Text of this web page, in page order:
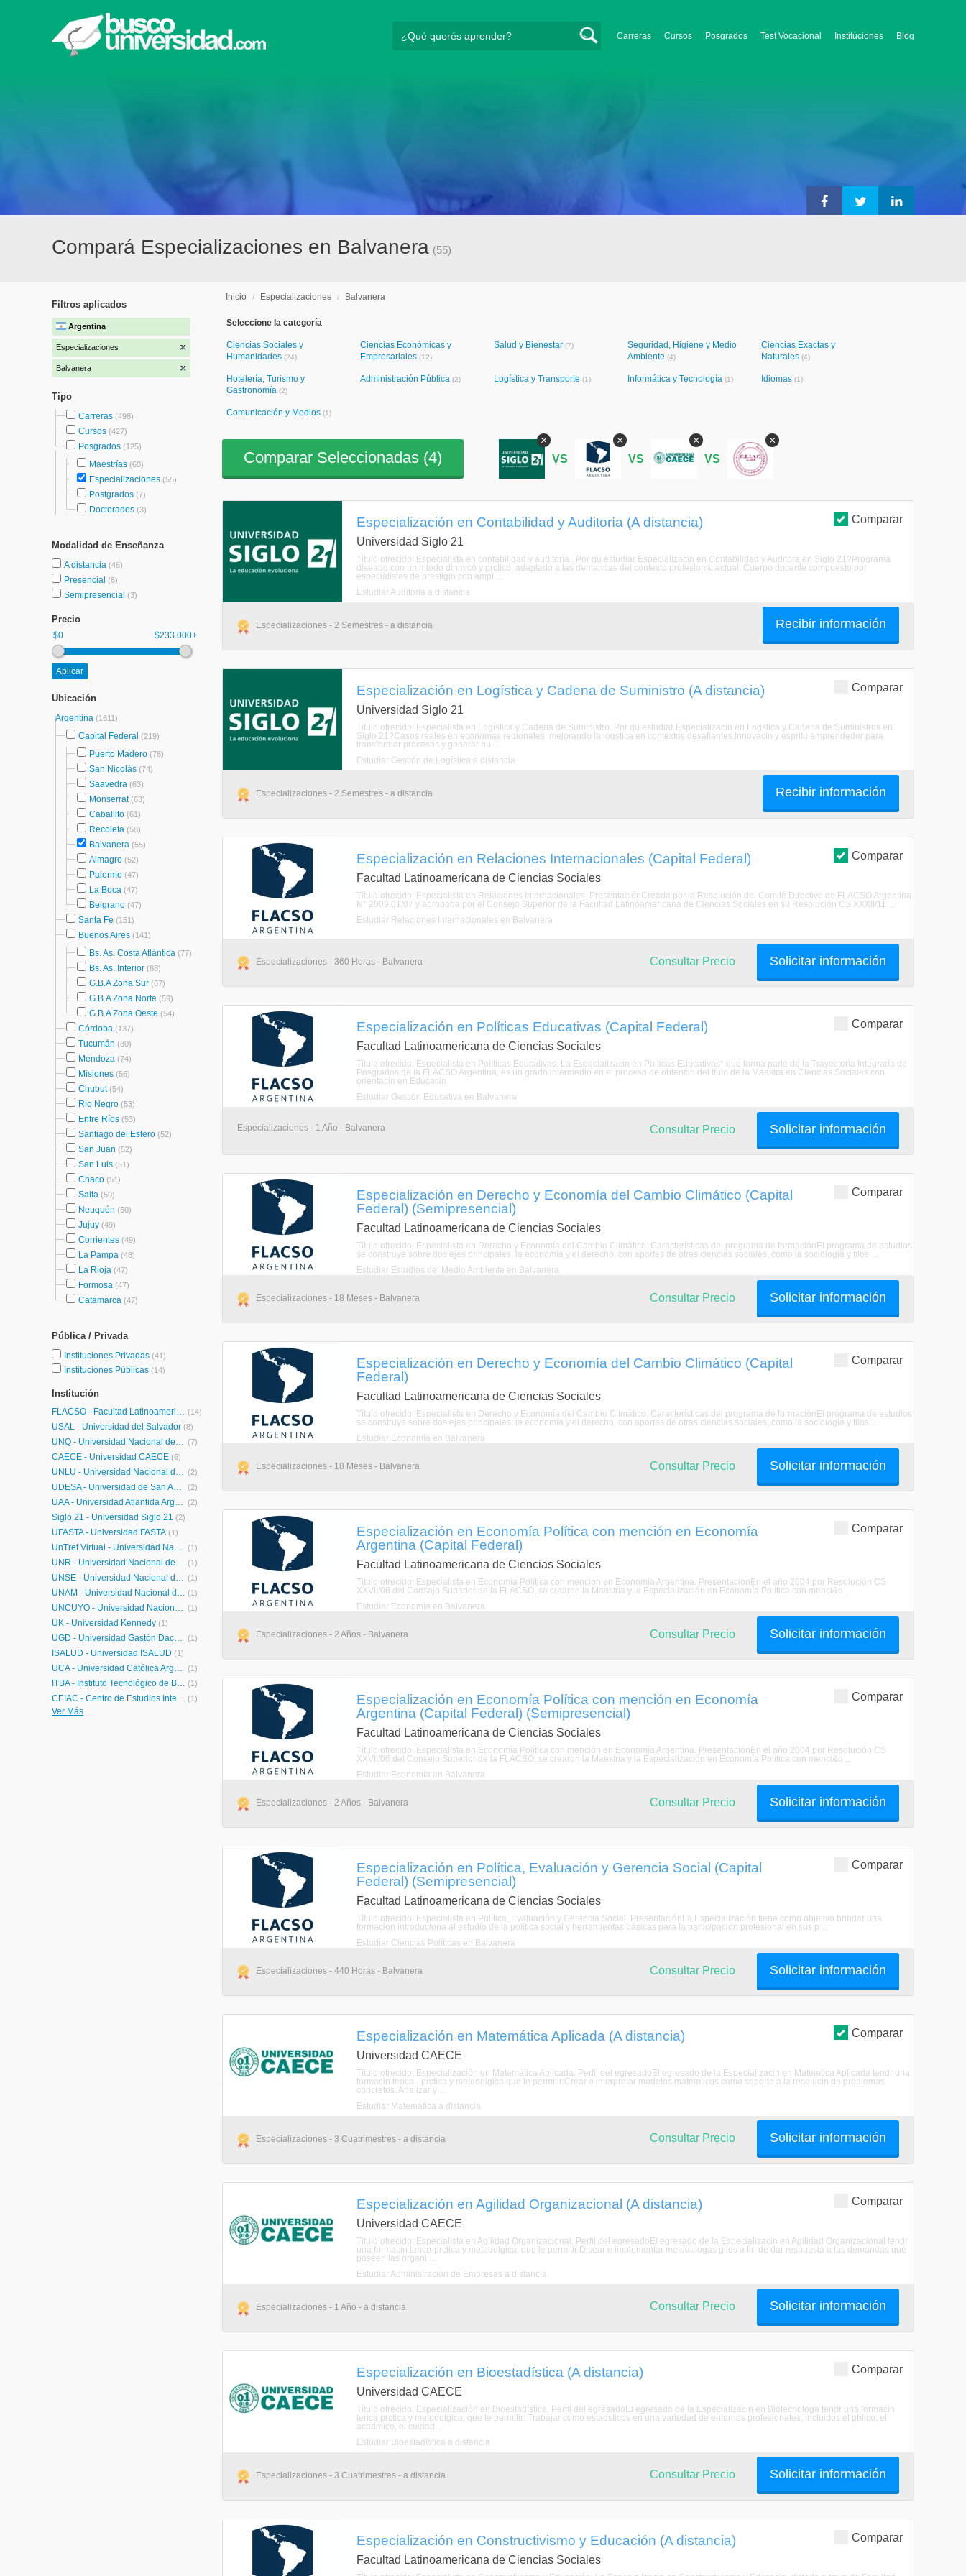
Carreras Cursos Posgrados Test Vocacional Instituciones Blog
Compará Especializaciones en Balvanera (55)
Filtros aplicados
Argentina
Especializaciones
Balvanera
Tipo
Carreras (498)
Cursos (427)
Posgrados (125)
Maestrías (60)
Especializaciones (55)
Postgrados (7)
Doctorados (3)
Modalidad de Enseñanza
A distancia (46)
Presencial (6)
Semipresencial (3)
Precio
$0 $233.000+
Ubicación
Argentina (1611)
Capital Federal (219)
Puerto Madero (78)
San Nicolás (74)
Saavedra (63)
Monserrat(63)
Caballito (61)
Recoleta (58)
Balvanera (55)
Almagro (52)
Palermo (47)
La Boca (47)
Belgrano (47)
Santa Fe (151)
Buenos Aires (141)
Bs. As. Costa Atlántica (77)
Bs. As. Interior (68)
G.B.A Zona Sur (67)
G.B.A Zona Norte (59)
G.B.A Zona Oeste (54)
Córdoba (137)
Tucumán (80)
Mendoza (74)
Misiones (56)
Chubut(54)
Río Negro (53)
Entre Ríos (53)
Santiago del Estero (52)
San Juan (52)
San Luis (51)
Chaco (51)
Salta (50)
Neuquén (50)
Jujuy (49)
Corrientes (49)
La Pampa (48)
La Rioja (47)
Formosa (47)
Catamarca (47)
Pública / Privada
Instituciones Privadas (41)
Instituciones Públicas (14)
Institución
FLACSO - Facultad Latinoamericana de Ciencias Sociales (14)
USAL - Universidad del Salvador (8)
UNQ - Universidad Nacional de Quilmes Posgrados (7)
CAECE - Universidad CAECE (6)
UNLU - Universidad Nacional de Luján (2)
UDESA - Universidad de San Andrés (2)
UAA - Universidad Atlantida Argentina (2)
Siglo 21 - Universidad Siglo 21 (2)
UFASTA - Universidad FASTA (1)
UnTref Virtual - Universidad Nacional Tres de Febrero Virtual (1)
UNR - Universidad Nacional de Rosario (1)
UNSE - Universidad Nacional de Santiago del Estero (1)
UNAM - Universidad Nacional de Misiones (1)
UNCUYO - Universidad Nacional de Cuyo (1)
UK - Universidad Kennedy (1)
UGD - Universidad Gastón Dachary (1)
ISALUD - Universidad ISALUD (1)
UCA - Universidad Católica Argentina (1)
ITBA - Instituto Tecnológico de Buenos Aires (1)
CEIAC - Centro de Estudios Interdisciplinarios para el Aprendizaje y la Comunicación (1)
Ver Más
Inicio / Especializaciones / Balvanera
Seleccione la categoría
Ciencias Sociales y
Humanidades (24)
Ciencias Económicas y
Empresariales (12)
Salud y Bienestar (7)
Seguridad, Higiene y Medio
Ambiente (4)
Ciencias Exactas y
Naturales (4)
Hotelería, Turismo y
Gastronomía (2)
Administración Pública (2) Logística y Transporte (1) Informática y Tecnología (1) Idiomas (1)
Comunicación y Medios (1)
Comparar Seleccionadas (4)
×
VS
×
VS
×
VS
×
Comparar
Especialización en Contabilidad y Auditoría (A distancia)
Universidad Siglo 21
Título ofrecido: Especialista en contabilidad y auditoría.. Por qu estudiar Especializacin en Contabilidad y Auditora en Siglo 21?Programa
diseado con un mtodo dinmico y prctico, adaptado a las demandas del contexto profesional actual. Cuerpo docente compuesto por
especialistas de prestigio con ampl ...
Estudiar Auditoría a distancia
Especializaciones - 2 Semestres - a distancia Recibir información
Comparar
Especialización en Logística y Cadena de Suministro (A distancia)
Universidad Siglo 21
Título ofrecido: Especialista en Logística y Cadena de Suministro. Por qu estudiar Especializacin en Logstica y Cadena de Suministros en
Siglo 21?Casos reales en economas regionales, mejorando la logstica en contextos desafiantes.Innovacin y espritu emprendedor para
transformar procesos y generar nu ...
Estudiar Gestión de Logística a distancia
Especializaciones - 2 Semestres - a distancia Recibir información
Comparar
Especialización en Relaciones Internacionales (Capital Federal)
Facultad Latinoamericana de Ciencias Sociales
Título ofrecido: Especialista en Relaciones Internacionales. PresentaciónCreada por la Resolución del Comité Directivo de FLACSO Argentina
N° 2009.01/07 y aprobada por el Consejo Superior de la Facultad Latinoamericana de Ciencias Sociales en su Resolución CS XXXII/11 ...
Estudiar Relaciones Internacionales en Balvanera
Especializaciones - 360 Horas - Balvanera Solicitar información
Consultar Precio
Comparar
Especialización en Políticas Educativas (Capital Federal)
Facultad Latinoamericana de Ciencias Sociales
Título ofrecido: Especialista en Políticas Educativas. La Especializacin en Polticas Educativas* que forma parte de la Trayectoria Integrada de
Posgrados de la FLACSO Argentina, es un grado intermedio en el proceso de obtencin del ttulo de la Maestra en Ciencias Sociales con
orientacin en Educacin.
Estudiar Gestión Educativa en Balvanera
Especializaciones - 1 Año - Balvanera Solicitar información
Consultar Precio
Comparar
Especialización en Derecho y Economía del Cambio Climático (Capital
Federal) (Semipresencial)
Facultad Latinoamericana de Ciencias Sociales
Título ofrecido: Especialista en Derecho y Economía del Cambio Climático. Características del programa de formaciónEl programa de estudios
se construye sobre dos ejes principales: la economía y el derecho, con aportes de otras ciencias sociales, como la sociología y filos ...
Estudiar Estudios del Medio Ambiente en Balvanera
Especializaciones - 18 Meses - Balvanera Solicitar información
Consultar Precio
Comparar
Especialización en Derecho y Economía del Cambio Climático (Capital
Federal)
Facultad Latinoamericana de Ciencias Sociales
Título ofrecido: Especialista en Derecho y Economía del Cambio Climático. Características del programa de formaciónEl programa de estudios
se construye sobre dos ejes principales: la economía y el derecho, con aportes de otras ciencias sociales, como la sociología y filos ...
Estudiar Economía en Balvanera
Especializaciones - 18 Meses - Balvanera Solicitar información
Consultar Precio
Comparar
Especialización en Economía Política con mención en Economía
Argentina (Capital Federal)
Facultad Latinoamericana de Ciencias Sociales
Título ofrecido: Especialista en Economía Política con mención en Economía Argentina. PresentaciónEn el año 2004 por Resolución CS
XXVII/06 del Consejo Superior de la FLACSO, se crearon la Maestría y la Especialización en Economía Política con menci&o ...
Estudiar Economía en Balvanera
Especializaciones - 2 Años - Balvanera Solicitar información
Consultar Precio
Comparar
Especialización en Economía Política con mención en Economía
Argentina (Capital Federal) (Semipresencial)
Facultad Latinoamericana de Ciencias Sociales
Título ofrecido: Especialista en Economía Política con mención en Economía Argentina. PresentaciónEn el año 2004 por Resolución CS
XXVII/06 del Consejo Superior de la FLACSO, se crearon la Maestría y la Especialización en Economía Política con menci&o ...
Estudiar Economía en Balvanera
Especializaciones - 2 Años - Balvanera Solicitar información
Consultar Precio
Comparar
Especialización en Política, Evaluación y Gerencia Social (Capital
Federal) (Semipresencial)
Facultad Latinoamericana de Ciencias Sociales
Título ofrecido: Especialista en Política, Evaluación y Gerencia Social. PresentaciónLa Especialización tiene como objetivo brindar una
formación introductoria al estudio de la política social y herramientas básicas para la participación profesional en sus p ...
Estudiar Ciencias Políticas en Balvanera
Especializaciones - 440 Horas - Balvanera Solicitar información
Consultar Precio
Comparar
Especialización en Matemática Aplicada (A distancia)
Universidad CAECE
Título ofrecido: Especialización en Matemática Aplicada. Perfil del egresadoEl egresado de la Especializacin en Matemtica Aplicada tendr una
formacin terica - prctica y metodolgica que le permitir:Crear e interpretar modelos matemticos como soporte a la resolucin de problemas
concretos. Analizar y ...
Estudiar Matemática a distancia
Especializaciones - 3 Cuatrimestres - a distancia Solicitar información
Consultar Precio
Comparar
Especialización en Agilidad Organizacional (A distancia)
Universidad CAECE
Título ofrecido: Especialista en Agilidad Organizacional. Perfil del egresadoEl egresado de la Especializacin en Agilidad Organizacional tendr
una formacin terico-prctica y metodolgica, que le permitir:Disear e implementar metodologas giles a fin de dar respuesta a las demandas que
poseen las organi ...
Estudiar Administración de Empresas a distancia
Especializaciones - 1 Año - a distancia Solicitar información
Consultar Precio
Comparar
Especialización en Bioestadística (A distancia)
Universidad CAECE
Título ofrecido: Especialización en Bioestadística. Perfil del egresadoEl egresado de la Especializacin en Biotecnologa tendr una formacin
terica prctica y metodolgica, que le permitir: Trabajar como estadsticos en una variedad de entornos profesionales, incluidos el pblico, el
acadmico, el cuidad ...
Estudiar Bioestadística a distancia
Especializaciones - 3 Cuatrimestres - a distancia Solicitar información
Consultar Precio
Comparar
Especialización en Constructivismo y Educación (A distancia)
Facultad Latinoamericana de Ciencias Sociales